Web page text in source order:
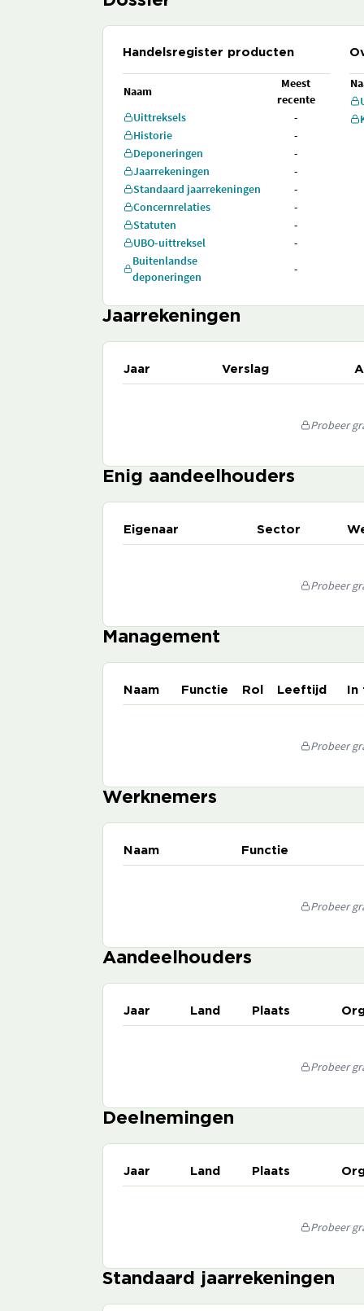
Handelsregister producten
Naam
Meest
recente
Uittreksels
-
Historie
-
Deponeringen
-
Jaarrekeningen
-
Standaard jaarrekeningen
-
Concernrelaties
-
Statuten
-
UBO-uittreksel
-
Buitenlandse
deponeringen
-
Jaarrekeningen
Jaar Verslag
Probeer
Enig aandeelhouders
Eigenaar Sector
Probeer
Management
Naam Functie Rol Leeftijd
Probeer
Werknemers
Naam Functie
Probeer
Aandeelhouders
Jaar Land Plaats
Probeer
Deelnemingen
Jaar Land Plaats
Probeer
Standaard jaarrekeningen